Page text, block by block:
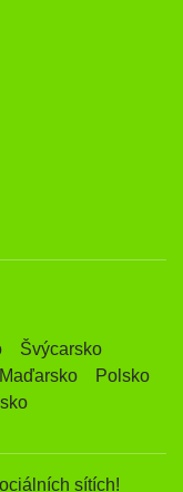
Švýcarsko
Maďarsko
Polsko
sítích!